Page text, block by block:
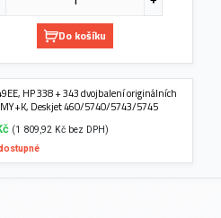
Do košíku
HP 338 + 343 dvojbalení originálních
Deskjet 460/5740/5743/5745
(1 809,92 Kč bez DPH)